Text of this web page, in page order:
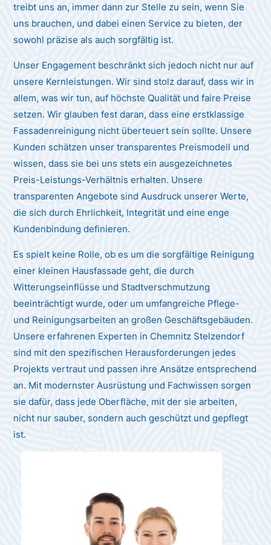
treibt uns an, immer dann zur Stelle zu sein, wenn Sie
uns brauchen, und dabei einen Service zu bieten, der
sowohl präzise als auch sorgfältig ist.
Unser Engagement beschränkt sich jedoch nicht nur auf
unsere Kernleistungen. Wir sind stolz darauf, dass wir in
allem, was wir tun, auf höchste Qualität und faire Preise
setzen. Wir glauben fest daran, dass eine erstklassige
Fassadenreinigung nicht überteuert sein sollte. Unsere
Kunden schätzen unser transparentes Preismodell und
wissen, dass sie bei uns stets ein ausgezeichnetes
Preis-Leistungs-Verhältnis erhalten. Unsere
transparenten Angebote sind Ausdruck unserer Werte,
die sich durch Ehrlichkeit, Integrität und eine enge
Kundenbindung definieren.
Es spielt keine Rolle, ob es um die sorgfältige Reinigung
einer kleinen Hausfassade geht, die durch
Witterungseinflüsse und Stadtverschmutzung
beeinträchtigt wurde, oder um umfangreiche Pflege-
und Reinigungsarbeiten an großen Geschäftsgebäuden.
Unsere erfahrenen Experten in Chemnitz Stelzendorf
sind mit den spezifischen Herausforderungen jedes
Projekts vertraut und passen ihre Ansätze entsprechend
an. Mit modernster Ausrüstung und Fachwissen sorgen
sie dafür, dass jede Oberfläche, mit der sie arbeiten,
nicht nur sauber, sondern auch geschützt und gepflegt
ist.